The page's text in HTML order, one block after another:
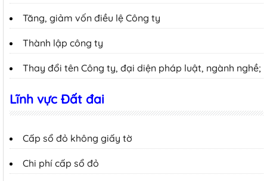
Tăng, giảm vốn điều lệ Công ty
Thành lập công ty
Thay đổi tên Công ty, đại diện pháp luật, ngành nghề;
Lĩnh vực Đất đai
Cấp sổ đỏ không giấy tờ
Chi phí cấp sổ đỏ